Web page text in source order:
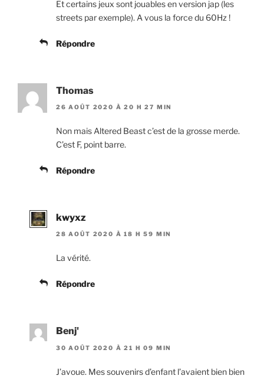
Et certains jeux sont jouables en version jap (les
streets par exemple). A vous la force du 60Hz !
Répondre
Thomas
26 AOÛT 2020 À 20 H 27 MIN
Non mais Altered Beast c’est de la grosse merde.
C’est F, point barre.
Répondre
kwyxz
28 AOÛT 2020 À 18 H 59 MIN
La vérité.
Répondre
Benj'
30 AOÛT 2020 À 21 H 09 MIN
J’avoue. Mes souvenirs d’enfant l’avaient bien bien